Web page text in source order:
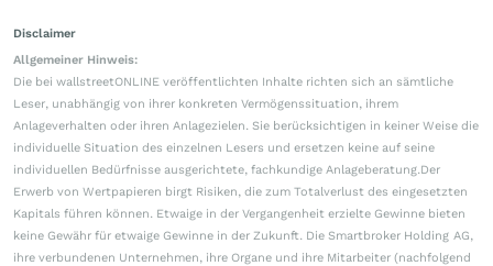
Disclaimer
Allgemeiner Hinweis:
Die bei wallstreetONLINE veröffentlichten Inhalte richten sich an sämtliche
Leser, unabhängig von ihrer konkreten Vermögenssituation, ihrem
Anlageverhalten oder ihren Anlagezielen. Sie berücksichtigen in keiner Weise die
individuelle Situation des einzelnen Lesers und ersetzen keine auf seine
individuellen Bedürfnisse ausgerichtete, fachkundige Anlageberatung.Der
Erwerb von Wertpapieren birgt Risiken, die zum Totalverlust des eingesetzten
Kapitals führen können. Etwaige in der Vergangenheit erzielte Gewinne bieten
keine Gewähr für etwaige Gewinne in der Zukunft. Die Smartbroker Holding AG,
ihre verbundenen Unternehmen, ihre Organe und ihre Mitarbeiter (nachfolgend